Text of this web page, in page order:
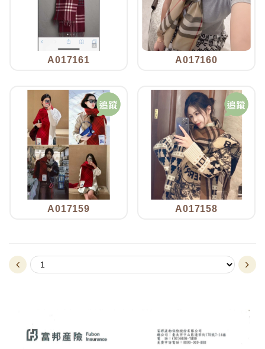
A017161 A017160
A017159 A017158